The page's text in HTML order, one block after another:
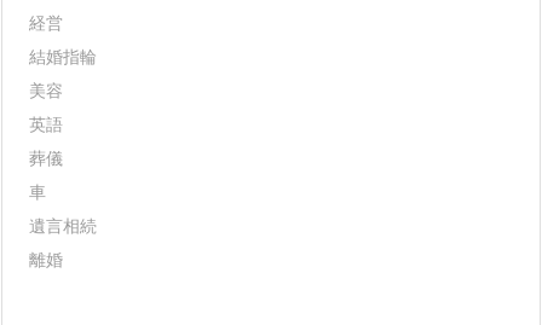
経営
結婚指輪
美容
英語
葬儀
車
遺言相続
離婚